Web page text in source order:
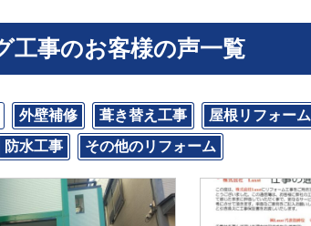
工事のお客様の声一覧
外壁補修 葺き替え工事 屋根リフォーム
防水工事 その他のリフォーム